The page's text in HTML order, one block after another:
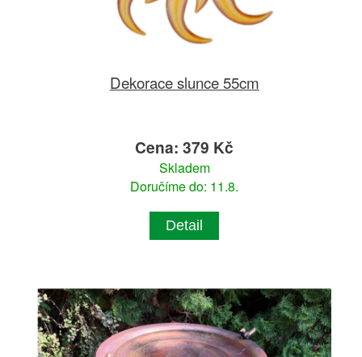
Dekorace slunce 55cm
Cena: 379 Kč
Skladem
Doručíme do: 11.8.
Detail